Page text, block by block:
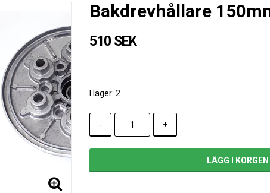
Bakdrevhållare
510 SEK
I lager: 2
- +
LÄGG I KORGEN